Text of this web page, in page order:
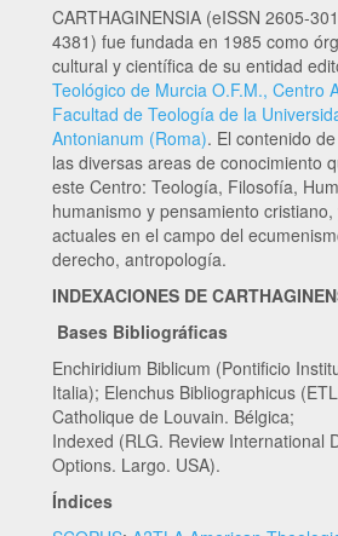
CARTHAGINENSIA (eISSN 2605-
4381) fue fundada en 1985 como
cultural y científica de su entidad
Teológico de Murcia O.F.M., Centro
Facultad de Teología de la
Antonianum (Roma). El contenido
las diversas areas de conocimiento
este Centro: Teología, Filosofía,
humanismo y pensamiento
actuales en el campo del
derecho, antropología.
INDEXACIONES DE
Bases Bibliográficas
Enchiridium Biblicum (Pontificio
Italia); Elenchus Bibliographicus
Catholique de Louvain.
Indexed (RLG. Review International
Options. Largo. USA).
Índices